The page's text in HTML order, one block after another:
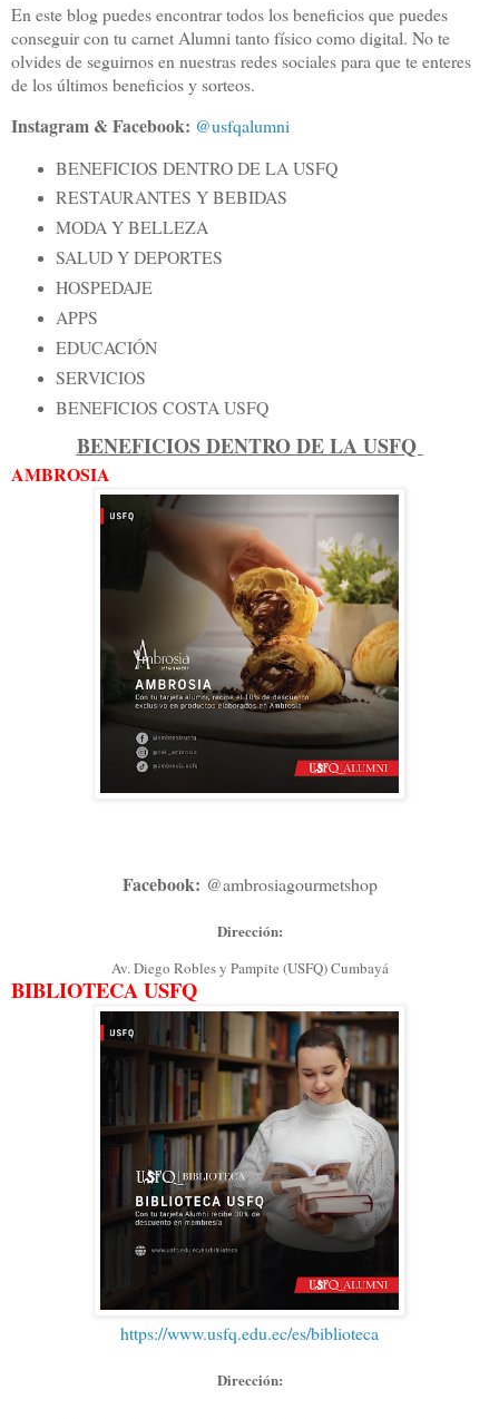
En este blog puedes encontrar todos los beneficios que puedes
conseguir con tu carnet Alumni tanto físico como digital. No te
olvides de seguirnos en nuestras redes sociales para que te enteres
de los últimos beneficios y sorteos.
Instagram & Facebook: @usfqalumni
BENEFICIOS DENTRO DE LA USFQ
RESTAURANTES Y BEBIDAS
MODA Y BELLEZA
SALUD Y DEPORTES
HOSPEDAJE
APPS
EDUCACIÓN
SERVICIOS
BENEFICIOS COSTA USFQ
BENEFICIOS DENTRO DE LA USFQ
AMBROSIA
Facebook: @ambrosiagourmetshop
Dirección:
Av. Diego Robles y Pampite (USFQ) Cumbayá
BIBLIOTECA USFQ
https://www.usfq.edu.ec/es/biblioteca
Dirección: